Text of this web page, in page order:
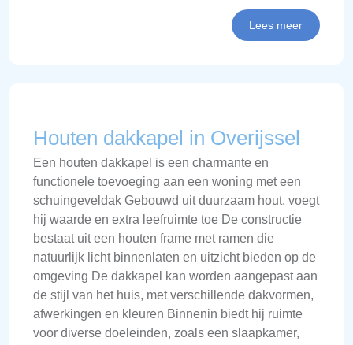
Lees meer
Houten dakkapel in Overijssel
Een houten dakkapel is een charmante en
functionele toevoeging aan een woning met een
schuingeveldak Gebouwd uit duurzaam hout, voegt
hij waarde en extra leefruimte toe De constructie
bestaat uit een houten frame met ramen die
natuurlijk licht binnenlaten en uitzicht bieden op de
omgeving De dakkapel kan worden aangepast aan
de stijl van het huis, met verschillende dakvormen,
afwerkingen en kleuren Binnenin biedt hij ruimte
voor diverse doeleinden, zoals een slaapkamer,